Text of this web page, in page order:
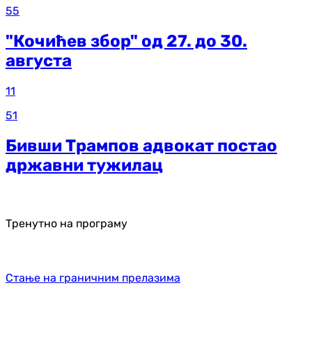
55
"Кочићев збор" од 27. до 30.
августа
11
51
Бивши Трампов адвокат постао
државни тужилац
Тренутно на програму
Стање на граничним прелазима